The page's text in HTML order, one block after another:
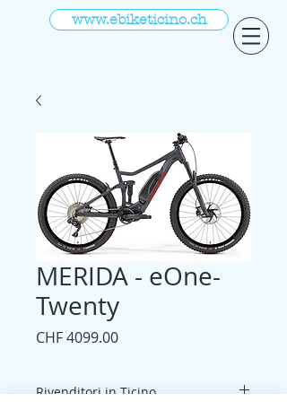
www.ebiketicino.ch
MERIDA - eOne-
Twenty
CHF 4099.00Prezzo
Rivenditori in Ticino